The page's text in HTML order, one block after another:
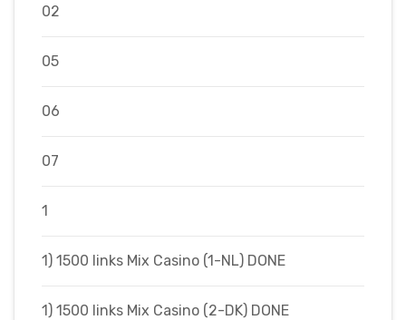
02
05
06
07
1
1) 1500 links Mix Casino (1-NL) DONE
1) 1500 links Mix Casino (2-DK) DONE